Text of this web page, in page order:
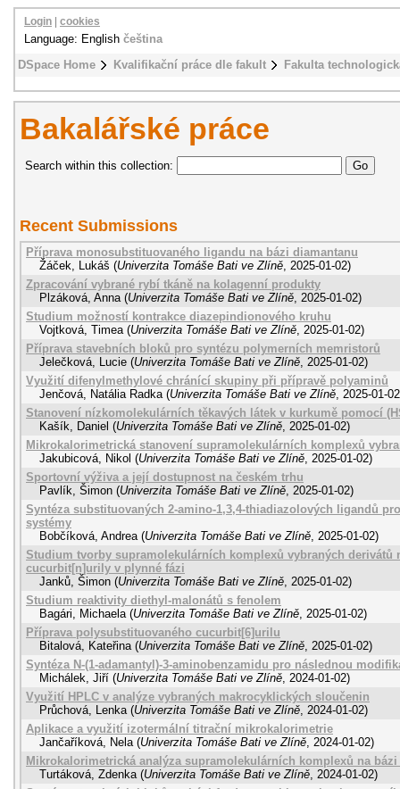
DSpace Home Kvalifikační práce dle fakult Fakulta
Login cookies
Language: English čeština
Bakalářské práce
Search within this collection:
Recent Submissions
Příprava monosubstituovaného ligandu na bázi diamantanu
Žáček, Lukáš (Univerzita Tomáše Bati ve Zlíně, 2025-01-02)
Zpracování vybrané rybí tkáně na kolagenní produkty
Plzáková, Anna (Univerzita Tomáše Bati ve Zlíně, 2025-01-02)
Studium možností kontrakce diazepindionového kruhu
Vojtková, Timea (Univerzita Tomáše Bati ve Zlíně, 2025-01-02)
Příprava stavebních bloků pro syntézu polymerních memristorů
Jelečková, Lucie (Univerzita Tomáše Bati ve Zlíně, 2025-01-02)
Využití difenylmethylové chránící skupiny při přípravě polyaminů
Jenčová, Natália Radka (Univerzita Tomáše Bati ve Zlíně, 2025-01-02
Stanovení nízkomolekulárních těkavých látek v kurkumě pomocí
Kašík, Daniel (Univerzita Tomáše Bati ve Zlíně, 2025-01-02)
Mikrokalorimetrická stanovení supramolekulárních komplexů
Jakubicová, Nikol (Univerzita Tomáše Bati ve Zlíně, 2025-01-02)
Sportovní výživa a její dostupnost na českém trhu
Pavlík, Šimon (Univerzita Tomáše Bati ve Zlíně, 2025-01-02)
Syntéza substituovaných 2-amino-1,3,4-thiadiazolových ligandů
systémy
Bobčíková, Andrea (Univerzita Tomáše Bati ve Zlíně, 2025-01-02)
Studium tvorby supramolekulárních komplexů vybraných derivátů
cucurbit[n]urily v plynné fázi
Janků, Šimon (Univerzita Tomáše Bati ve Zlíně, 2025-01-02)
Studium reaktivity diethyl-malonátů s fenolem
Bagári, Michaela (Univerzita Tomáše Bati ve Zlíně, 2025-01-02)
Příprava polysubstituovaného cucurbit[6]urilu
Bitalová, Kateřina (Univerzita Tomáše Bati ve Zlíně, 2025-01-02)
Syntéza N-(1-adamantyl)-3-aminobenzamidu pro následnou
Michálek, Jiří (Univerzita Tomáše Bati ve Zlíně, 2024-01-02)
Využití HPLC v analýze vybraných makrocyklických sloučenin
Průchová, Lenka (Univerzita Tomáše Bati ve Zlíně, 2024-01-02)
Aplikace a využití izotermální titrační mikrokalorimetrie
Jančaříková, Nela (Univerzita Tomáše Bati ve Zlíně, 2024-01-02)
Mikrokalorimetrická analýza supramolekulárních komplexů na
Turtáková, Zdenka (Univerzita Tomáše Bati ve Zlíně, 2024-01-02)